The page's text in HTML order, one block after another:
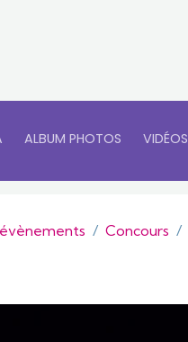
ALBUM PHOTOS VIDÉOS
Concours